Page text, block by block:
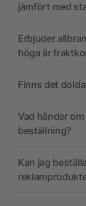
jämfört med
Erbjuder
höga är
Finns det
Vad händer
beställning?
Kan jag